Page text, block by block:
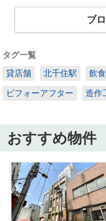
ブ
タグ一覧
貸店舗
北千住駅 飲
ビフォーアフター 造作
おすすめ物件